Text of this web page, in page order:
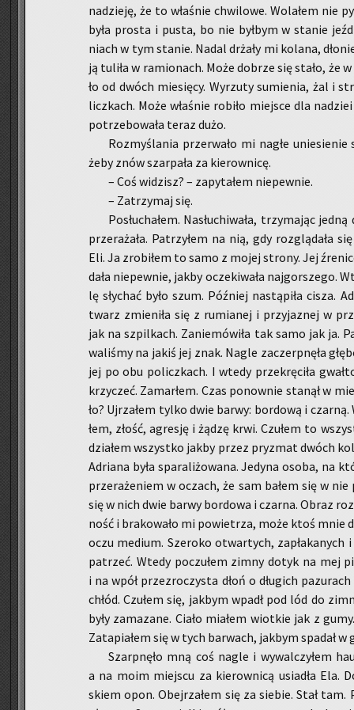
na­dzie­ję, że to wła­śnie chwi­lo­we. Wo­la­łem nie
była pro­sta i pusta, bo nie był­bym w sta­nie
niach w tym sta­nie. Nadal drża­ły mi ko­la­na,
ją tu­li­ła w ra­mio­nach. Może do­brze się stało, że
ło od dwóch mie­się­cy. Wy­rzu­ty su­mie­nia, żal i
licz­kach. Może wła­śnie ro­bi­ło miej­sce dla
po­trze­bo­wa­ła teraz dużo.
Roz­my­śla­nia prze­rwa­ło mi nagłe unie­sie­nie
żeby znów szar­pa­ła za kie­row­ni­cę.
– Coś wi­dzisz? – za­py­ta­łem nie­pew­nie.
– Za­trzy­maj się.
Po­słu­cha­łem. Na­słu­chi­wa­ła, trzy­ma­jąc
prze­ra­ża­ła. Pa­trzy­łem na nią, gdy roz­glą­da­ła
Eli. Ja zro­bi­łem to samo z mojej stro­ny. Jej
da­ła nie­pew­nie, jakby ocze­ki­wa­ła naj­gor­sze­go.
lę sły­chać było szum. Póź­niej na­stą­pi­ła cisza.
twarz zmie­ni­ła się z ru­mia­nej i przy­ja­znej w
jak na szpil­kach. Za­nie­mó­wi­ła tak samo jak
wa­li­śmy na jakiś jej znak. Nagle za­czerp­nę­ła
jej po obu po­licz­kach. I wtedy prze­krę­ci­ła
krzy­czeć. Za­mar­łem. Czas po­now­nie sta­nął w
ło? Uj­rza­łem tylko dwie barwy: bor­do­wą i
łem, złość, agre­sję i żądzę krwi. Czu­łem to
dzia­łem wszyst­ko jakby przez pry­zmat dwóch
Ad­ria­na była spa­ra­li­żo­wa­na. Je­dy­na osoba, na
prze­ra­że­niem w oczach, że sam bałem się w
się w nich dwie barwy bor­do­wa i czar­na. Obraz
ność i bra­ko­wa­ło mi po­wie­trza, może ktoś mnie
oczu me­dium. Sze­ro­ko otwar­tych,
pa­trzeć. Wtedy po­czu­łem zimny dotyk na mej
i na wpół prze­zro­czy­sta dłoń o dłu­gich
chłód. Czu­łem się, jak­bym wpadł pod lód do
były za­ma­za­ne. Ciało mia­łem wiot­kie jak z
Za­ta­pia­łem się w tych bar­wach, jak­bym spa­dał
Szarp­nę­ło mną coś nagle i wy­wal­czy­łem
a na moim miej­scu za kie­row­ni­cą usia­dła Ela.
skiem opon. Obej­rza­łem się za sie­bie. Stał